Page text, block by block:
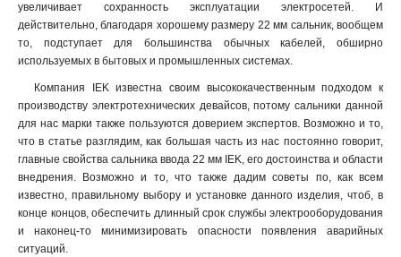
увеличивает сохранность эксплуатации электросетей. И
действительно, благодаря хорошему размеру 22 мм сальник, вообщем
то, подступает для большинства обычных кабелей, обширно
используемых в бытовых и промышленных системах.
Компания IEK известна своим высококачественным подходом к
производству электротехнических девайсов, потому сальники данной
для нас марки также пользуются доверием экспертов. Возможно и то,
что в статье разглядим, как большая часть из нас постоянно говорит,
главные свойства сальника ввода 22 мм IEK, его достоинства и области
внедрения. Возможно и то, что также дадим советы по, как всем
известно, правильному выбору и установке данного изделия, чтоб, в
конце концов, обеспечить длинный срок службы электрооборудования
и наконец-то минимизировать опасности появления аварийных
ситуаций.